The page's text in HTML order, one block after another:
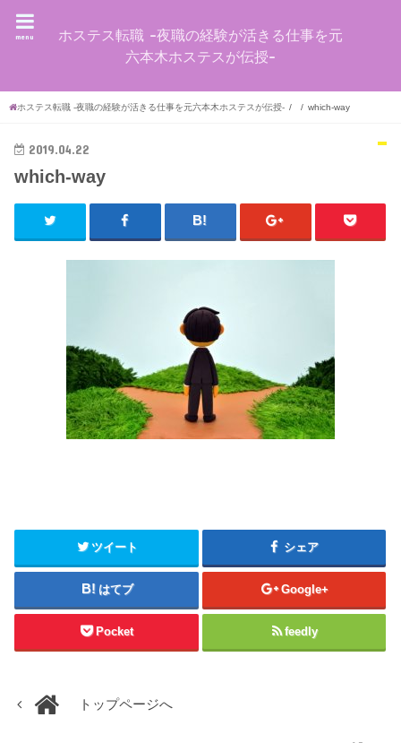
ホステス転職 -夜職の経験が活きる仕事を元
六本木ホステスが伝授-
menu
ホステス転職 -夜職の経験が活きる仕事を元六本木ホステスが伝授- which-way
2019.04.22
which-way
ツイート シェア
はてブ Google+
Pocket feedly
トップページへ